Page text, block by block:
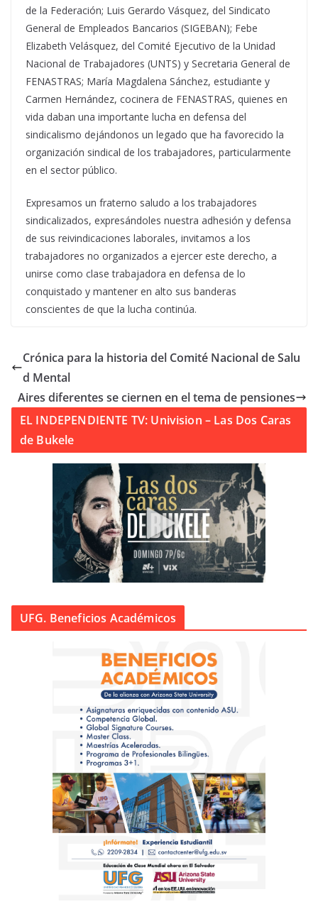
de la Federación; Luis Gerardo Vásquez, del Sindicato
General de Empleados Bancarios (SIGEBAN); Febe
Elizabeth Velásquez, del Comité Ejecutivo de la Unidad
Nacional de Trabajadores (UNTS) y Secretaria General de
FENASTRAS; María Magdalena Sánchez, estudiante y
Carmen Hernández, cocinera de FENASTRAS, quienes en
vida daban una importante lucha en defensa del
sindicalismo dejándonos un legado que ha favorecido la
organización sindical de los trabajadores, particularmente
en el sector público.
Expresamos un fraterno saludo a los trabajadores
sindicalizados, expresándoles nuestra adhesión y defensa
de sus reivindicaciones laborales, invitamos a los
trabajadores no organizados a ejercer este derecho, a
unirse como clase trabajadora en defensa de lo
conquistado y mantener en alto sus banderas
conscientes de que la lucha continúa.
Crónica para la historia del Comité Nacional de Salu
d Mental
Aires diferentes se ciernen en el tema de pensiones
EL INDEPENDIENTE TV: Univision – Las Dos Caras
de Bukele
UFG. Beneficios Académicos